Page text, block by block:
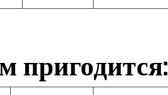
пригодится: